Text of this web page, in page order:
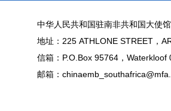
中华人民共和国驻南非共和国大使馆
地址：225 ATHLONE STREET，
信箱：P.O.Box 95764，
邮箱：